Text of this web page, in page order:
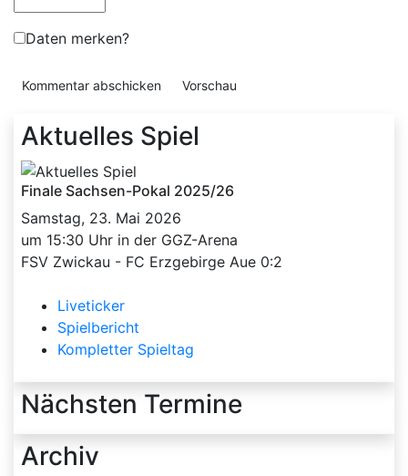
Daten merken?
Aktuelles Spiel
Finale Sachsen-Pokal 2025/26
Samstag, 23. Mai 2026
um 15:30 Uhr in der GGZ-Arena
FSV Zwickau - FC Erzgebirge Aue 0:2
Liveticker
Spielbericht
Kompletter Spieltag
Nächsten Termine
Archiv